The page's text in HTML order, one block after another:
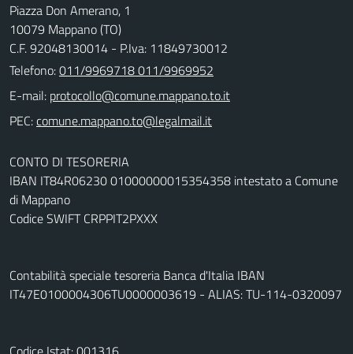
Piazza Don Amerano, 1
10079 Mappano (TO)
C.F. 92048130014 - P.Iva: 11849730012
Telefono:011/9969718 011/9969952
E-mail:
PEC:
CONTO DI TESORERIA
IBAN IT84R06230 01000000015354358 intestato a Comune
di Mappano
Codice SWIFT CRPPIT2PXXX
Contabilità speciale tesoreria Banca d'Italia IBAN
IT47E0100004306TU0000003619 - ALIAS: TU-114-0320097